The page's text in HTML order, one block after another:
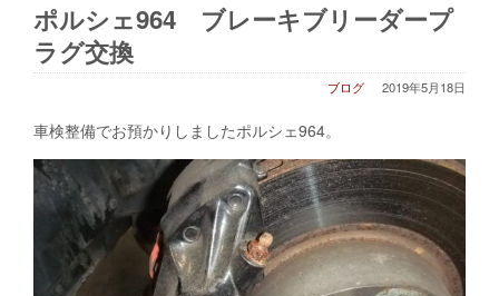
ポルシェ964 ブレーキブリーダープ
ラグ交換
2019年5月18日
ブログ
車検整備でお預かりしましたポルシェ964。